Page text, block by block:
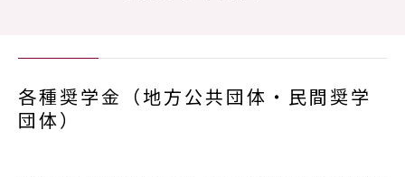
各種奨学金（地方公共団体・民間奨学
団体）